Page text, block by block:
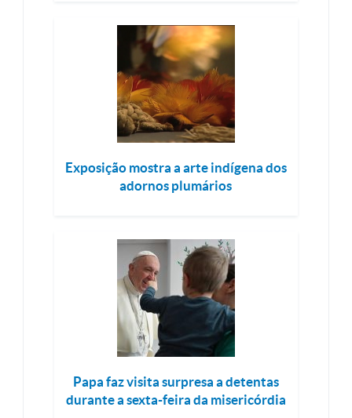
Exposição mostra a arte indígena dos
adornos plumários
Papa faz visita surpresa a detentas
durante a sexta-feira da misericórdia